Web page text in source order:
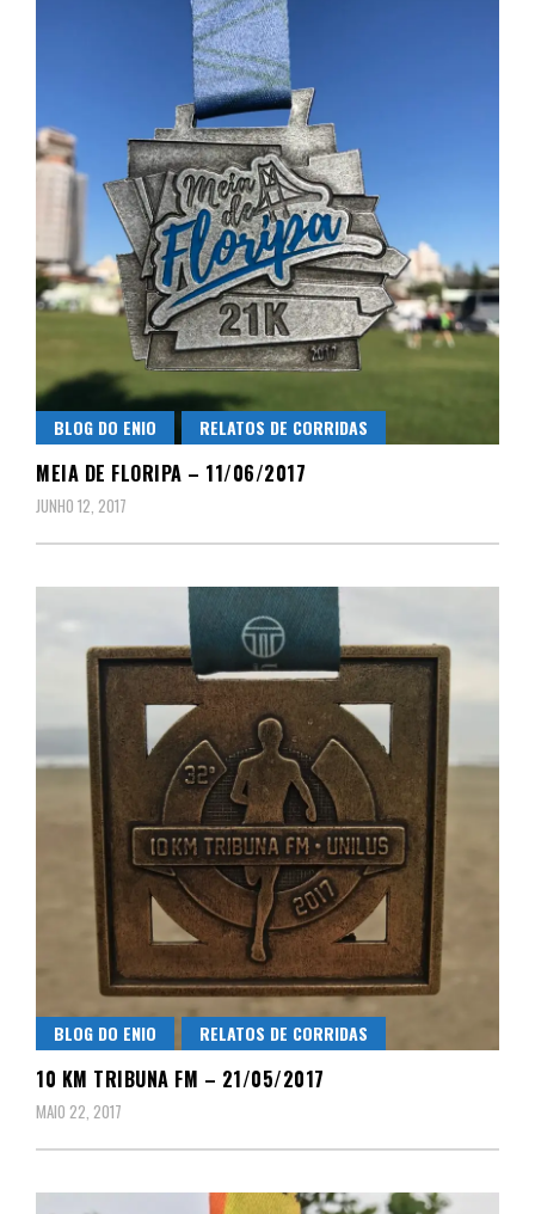
BLOG DO ENIO RELATOS DE CORRIDAS
MEIA DE FLORIPA – 11/06/2017
JUNHO 12, 2017
BLOG DO ENIO RELATOS DE CORRIDAS
10 KM TRIBUNA FM – 21/05/2017
MAIO 22, 2017